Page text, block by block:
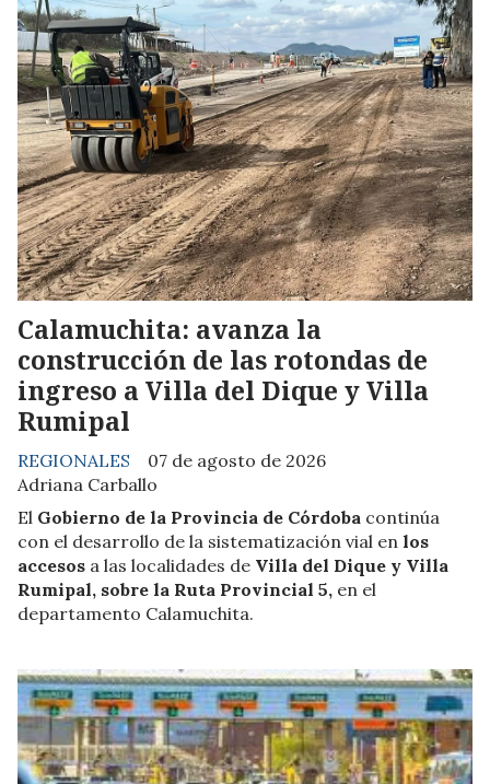
Calamuchita: avanza la
construcción de las rotondas de
ingreso a Villa del Dique y Villa
Rumipal
Adriana Carballo
REGIONALES 07 de agosto de 2026
El Gobierno de la Provincia de Córdoba continúa
con el desarrollo de la sistematización vial en los
accesos a las localidades de Villa del Dique y Villa
Rumipal, sobre la Ruta Provincial 5, en el
departamento Calamuchita.